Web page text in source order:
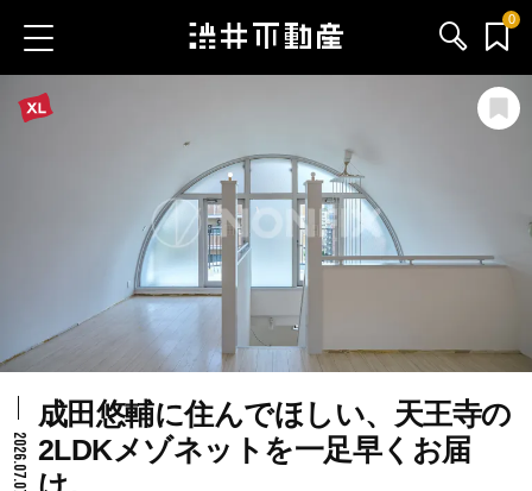
0
サービス内容
渋井不動産のメンバー
会社情報
2026.07.07
成田悠輔に住んでほしい、天王寺の
2LDKメゾネットを一足早くお届